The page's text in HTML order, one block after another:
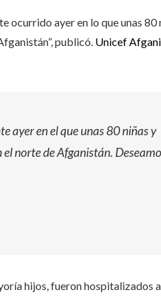
ocurrido ayer en lo que unas 80
publicó. Unicef
ayer en el que unas 80 niñas y
norte de Afganistán.
hijos, fueron hospitalizados